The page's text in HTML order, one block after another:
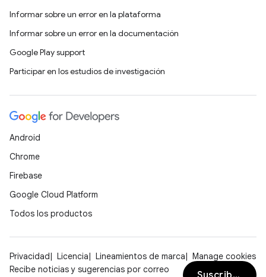
Informar sobre un error en la plataforma
Informar sobre un error en la documentación
Google Play support
Participar en los estudios de investigación
Android
Chrome
Firebase
Google Cloud Platform
Todos los productos
Privacidad Licencia Lineamientos de marca
Manage cookies
Recibe noticias y sugerencias por correo